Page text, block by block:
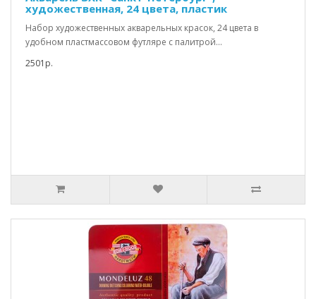
художественная, 24 цвета, пластик
Набор художественных акварельных красок, 24 цвета в
удобном пластмассовом футляре с палитрой...
2501р.